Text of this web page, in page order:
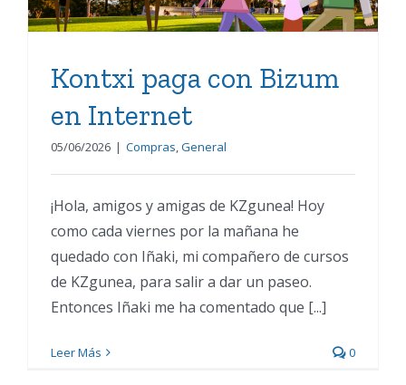
Kontxi paga con Bizum
en Internet
05/06/2026 | Compras,General
¡Hola, amigos y amigas de KZgunea! Hoy
como cada viernes por la mañana he
quedado con Iñaki, mi compañero de cursos
de KZgunea, para salir a dar un paseo.
Entonces Iñaki me ha comentado que [...]
Leer Más 0